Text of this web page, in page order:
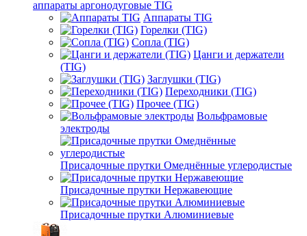
аппараты аргонодуговые TIG
Аппараты TIG
Горелки (TIG)
Сопла (TIG)
Цанги и держатели
(TIG)
Заглушки (TIG)
Переходники (TIG)
Прочее (TIG)
Вольфрамовые
электроды
Присадочные прутки Омеднённые углеродистые
Присадочные прутки Нержавеющие
Присадочные прутки Алюминиевые